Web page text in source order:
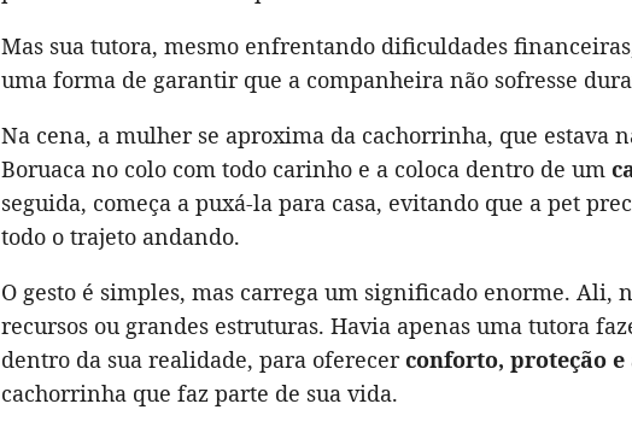
Mas sua tutora, mesmo enfrentando dificuldades
uma forma de garantir que a companheira não sofresse
Na cena, a mulher se aproxima da cachorrinha, que estava
Boruaca no colo com todo carinho e a coloca dentro de um
seguida, começa a puxá-la para casa, evitando que a pet
todo o trajeto andando.
O gesto é simples, mas carrega um significado enorme. Ali,
recursos ou grandes estruturas. Havia apenas uma tutora
dentro da sua realidade, para oferecerconforto, proteção
cachorrinha que faz parte de sua vida.